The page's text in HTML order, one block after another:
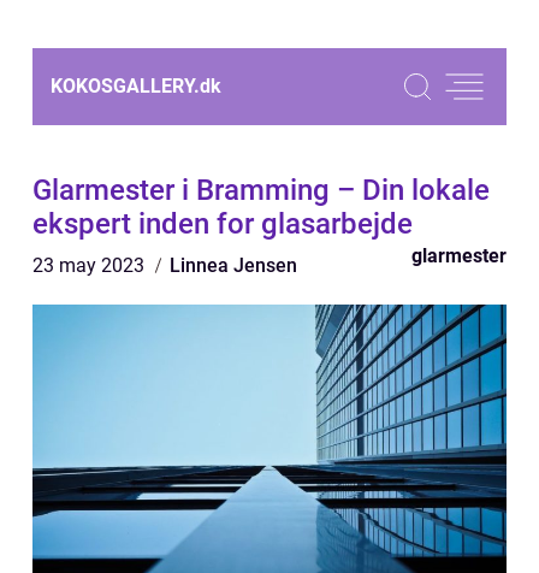
KOKOSGALLERY.dk
Glarmester i Bramming – Din lokale
ekspert inden for glasarbejde
23 may 2023 Linnea Jensen glarmester